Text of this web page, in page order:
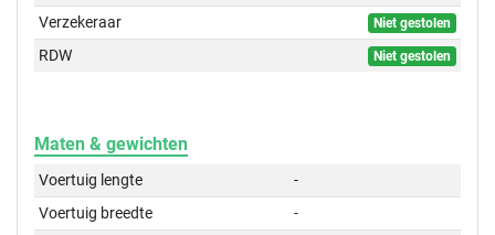
Verzekeraar Niet gestolen
RDW Niet gestolen
Maten & gewichten
Voertuig lengte
-
Voertuig breedte
-